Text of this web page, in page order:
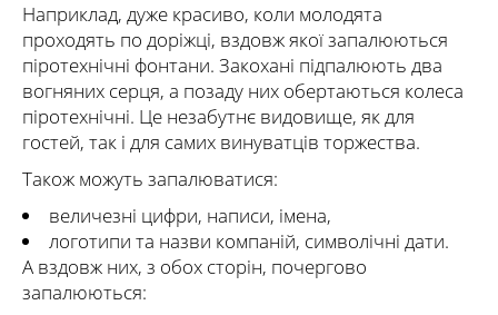
Наприклад, дуже красиво, коли молодята
проходять по доріжці, вздовж якої запалюються
піротехнічні фонтани. Закохані підпалюють два
вогняних серця, а позаду них обертаються колеса
піротехнічні. Це незабутнє видовище, як для
гостей, так і для самих винуватців торжества.
Також можуть запалюватися:
величезні цифри, написи, імена,
логотипи та назви компаній, символічні дати.
А вздовж них, з обох сторін, почергово
запалюються: